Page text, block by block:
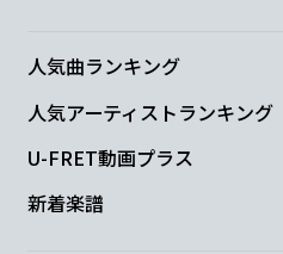
人気曲ランキング
人気アーティストランキング
U-FRET動画プラス
新着楽譜